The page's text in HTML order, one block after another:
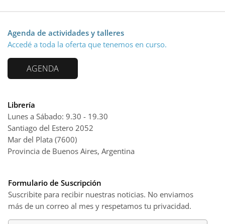
Agenda de actividades y talleres
Accedé a toda la oferta que tenemos en curso.
AGENDA
Librería
Lunes a Sábado: 9.30 - 19.30
Santiago del Estero 2052
Mar del Plata (7600)
Provincia de Buenos Aires, Argentina
Formulario de Suscripción
Suscribite para recibir nuestras noticias. No enviamos
más de un correo al mes y respetamos tu privacidad.